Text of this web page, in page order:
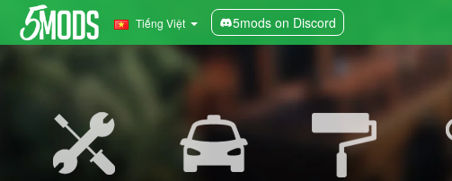
Tiếng Việt 5mods on Discord